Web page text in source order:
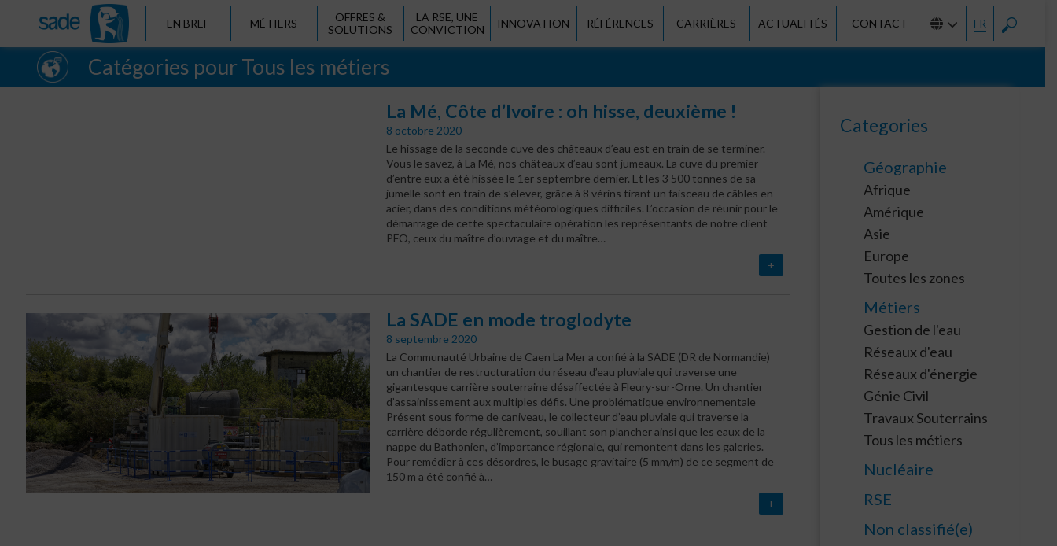
EN BREF MÉTIERS
OFFRES &
SOLUTIONS
LA RSE, UNE
CONVICTION
INNOVATION RÉFÉRENCES CARRIÈRES ACTUALITÉS CONTACT FR
Catégories pour Tous les métiers
La Mé, Côte d’Ivoire : oh hisse, deuxième !
8 octobre 2020
Le hissage de la seconde cuve des châteaux d’eau est en train de se terminer.
Vous le savez, à La Mé, nos châteaux d’eau sont jumeaux. La cuve du premier
d’entre eux a été hissée le 1er septembre dernier. Et les 3 500 tonnes de sa
jumelle sont en train de s’élever, grâce à 8 vérins tirant un faisceau de câbles en
acier, dans des conditions météorologiques difficiles. L’occasion de réunir pour le
démarrage de cette spectaculaire opération les représentants de notre client
PFO, ceux du maître d’ouvrage et du maître…
+
La SADE en mode troglodyte
8 septembre 2020
La Communauté Urbaine de Caen La Mer a confié à la SADE (DR de Normandie)
un chantier de restructuration du réseau d’eau pluviale qui traverse une
gigantesque carrière souterraine désaffectée à Fleury-sur-Orne. Un chantier
d’assainissement aux multiples défis. Une problématique environnementale
Présent sous forme de caniveau, le collecteur d’eau pluviale qui traverse la
carrière déborde régulièrement, souillant son plancher ainsi que les eaux de la
nappe du Bathonien, d’importance régionale, qui remontent dans les galeries.
Pour remédier à ces désordres, le busage gravitaire (5 mm/m) de ce segment de
150 m a été confié à…
+
Categories
Géographie
Afrique
Amérique
Asie
Europe
Toutes les zones
Métiers
Gestion de l'eau
Réseaux d'eau
Réseaux d'énergie
Génie Civil
Travaux Souterrains
Tous les métiers
Nucléaire
RSE
Non classifié(e)